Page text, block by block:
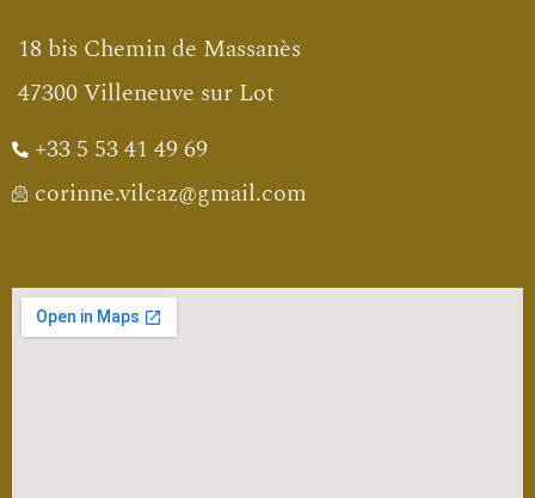
18 bis Chemin de Massanès
47300 Villeneuve sur Lot
+33 5 53 41 49 69
corinne.vilcaz@gmail.com